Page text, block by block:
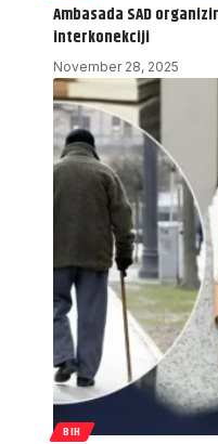
Ambasada SAD
interkonekciji
November 28, 2025
BIH